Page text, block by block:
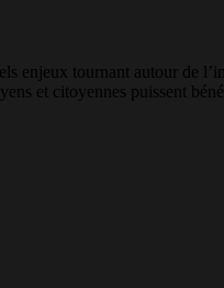
enjeux tournant autour de
et citoyennes puissent